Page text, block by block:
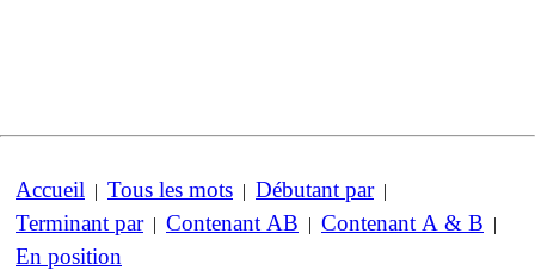
Accueil | Tous les mots | Débutant par|
Terminant par| Contenant AB | Contenant A & B |
En position